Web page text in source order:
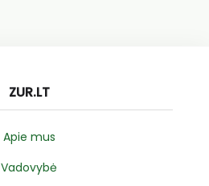
ZUR.LT
Apie mus
Vadovybė